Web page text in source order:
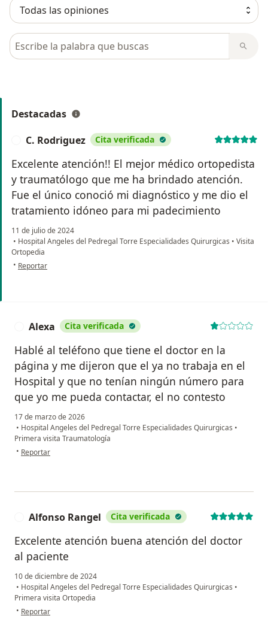
Busca en opiniones
Destacadas
C. Rodriguez Cita verificada
Excelente atención!! El mejor médico ortopedista
y traumatólogo que me ha brindado atención.
Fue el único conoció mi diagnóstico y me dio el
tratamiento idóneo para mi padecimiento
11 de julio de 2024
• Hospital Angeles del Pedregal Torre Especialidades Quirurgicas • Visita
Ortopedia
• en opinión del usuario C. Rodriguez
Reportar
Alexa Cita verificada
Hablé al teléfono que tiene el doctor en la
página y me dijeron que el ya no trabaja en el
Hospital y que no tenían ningún número para
que yo me pueda contactar, el no contesto
17 de marzo de 2026
• Hospital Angeles del Pedregal Torre Especialidades Quirurgicas •
Primera visita Traumatología
• en opinión del usuario Alexa
Reportar
Alfonso Rangel Cita verificada
Excelente atención buena atención del doctor
al paciente
10 de diciembre de 2024
• Hospital Angeles del Pedregal Torre Especialidades Quirurgicas •
Primera visita Ortopedia
• en opinión del usuario Alfonso Rangel
Reportar